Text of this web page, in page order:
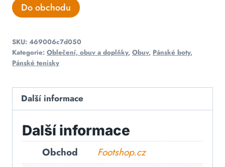
Do obchodu
SKU: 469006c7d050
Kategorie: Oblečení, obuv a doplňky, Obuv, Pánské boty,
Pánské tenisky
Další informace
Další informace
Obchod
Footshop.cz